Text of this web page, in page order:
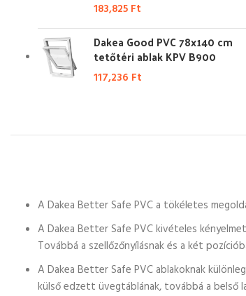
183,825 Ft
Dakea Good PVC 78x140 cm
tetőtéri ablak KPV B900
117,236 Ft
A Dakea Better Safe PVC a tökéletes
A Dakea Better Safe PVC kivételes
Továbbá a szellőzőnyílásnak és a két
A Dakea Better Safe PVC ablakoknak
külső edzett üvegtáblának, továbbá a belső